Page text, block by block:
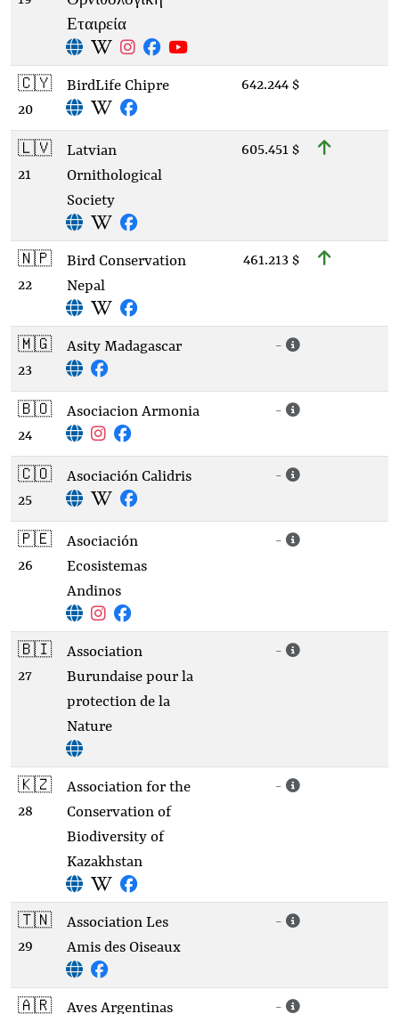
Εταιρεία
🇨🇾
20
BirdLife Chipre 642.244 $
🇱🇻
21
Latvian
Ornithological
Society
605.451 $
🇳🇵
22
Bird Conservation
Nepal
461.213 $
🇲🇬
23
Asity Madagascar -
🇧🇴
24
Asociacion Armonia -
🇨🇴
25
Asociación Calidris -
🇵🇪
26
Asociación
Ecosistemas
Andinos
-
🇧🇮
27
Association
Burundaise pour la
protection de la
Nature
-
🇰🇿
28
Association for the
Conservation of
Biodiversity of
Kazakhstan
-
🇹🇳
29
Association Les
Amis des Oiseaux
-
🇦🇷
Aves Argentinas -